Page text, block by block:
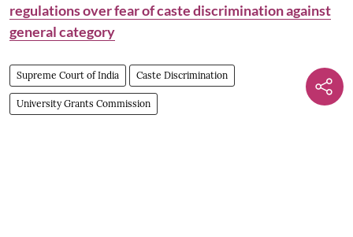
regulations over fear of caste discrimination against
general category
Supreme Court of India Caste Discrimination
University Grants Commission